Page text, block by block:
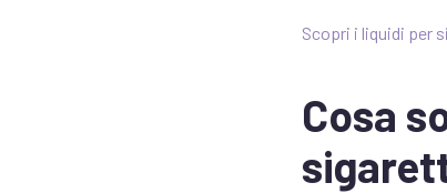
Scopri i liquidi per
Cosa